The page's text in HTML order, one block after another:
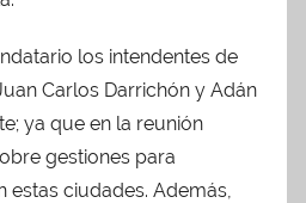
los intendentes de
Carlos Darrichón y Adán
ya que en la reunión
gestiones para
estas ciudades. Además,